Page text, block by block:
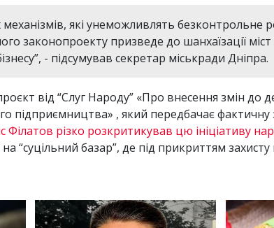
механізмів, які унеможливлять
законопроекту призведе до шанхаїзації міст
- підсумував секретар міськради Дніпра.
від “Слуг Народу” «Про внесення змін до
підприємництва» , який передбачає
Філатов різко розкритикував цю ініціативу
“суцільний базар”, де під прикриттям